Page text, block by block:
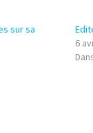
sur sa
6